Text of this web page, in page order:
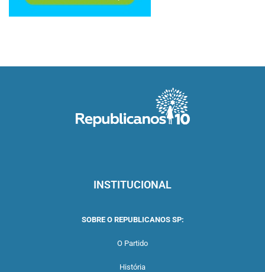
INSTITUCIONAL
SOBRE O REPUBLICANOS SP:
O Partido
História